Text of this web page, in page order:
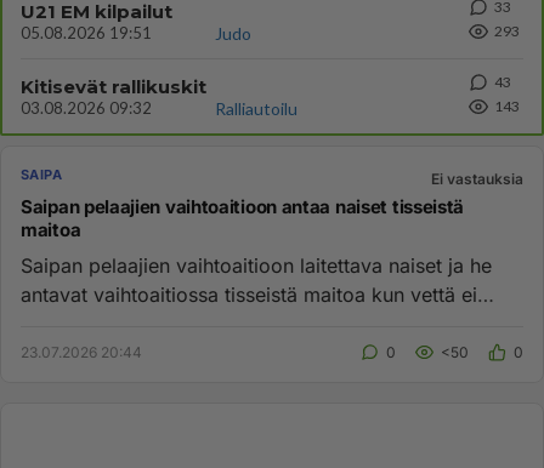
U21 EM kilpailut
05.08.2026 19:51 Judo
33
293
Kitisevät rallikuskit
03.08.2026 09:32 Ralliautoilu
43
143
SAIPA Ei vastauksia
Saipan pelaajien vaihtoaitioon antaa naiset tisseistä
maitoa
Saipan pelaajien vaihtoaitioon laitettava naiset ja he
antavat vaihtoaitiossa tisseistä maitoa kun vettä ei
23.07.2026 20:44 0 <50 0